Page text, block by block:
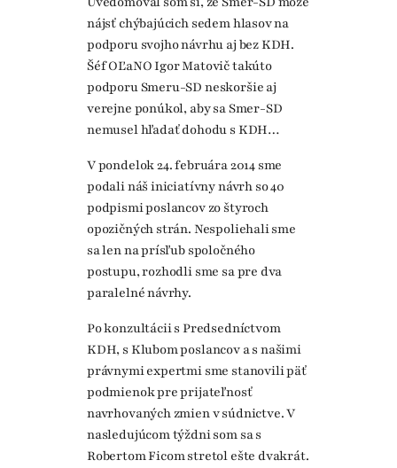
nájsť chýbajúcich sedem hlasov na
podporu svojho návrhu aj bez KDH.
Šéf OĽaNO Igor Matovič takúto
podporu Smeru-SD neskoršie aj
verejne ponúkol, aby sa Smer-SD
nemusel hľadať dohodu s KDH…
V pondelok 24. februára 2014 sme
podali náš iniciatívny návrh so 40
podpismi poslancov zo štyroch
opozičných strán. Nespoliehali sme
sa len na prísľub spoločného
postupu, rozhodli sme sa pre dva
paralelné návrhy.
Po konzultácii s Predsedníctvom
KDH, s Klubom poslancov a s našimi
právnymi expertmi sme stanovili päť
podmienok pre prijateľnosť
navrhovaných zmien v súdnictve. V
nasledujúcom týždni som sa s
Robertom Ficom stretol ešte dvakrát.